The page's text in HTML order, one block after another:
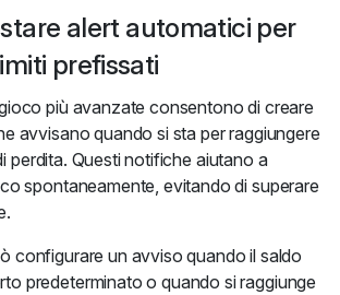
alert automatici per
prefissati
più avanzate consentono di creare
avvisano quando si sta per raggiungere
perdita. Questi notifiche aiutano a
spontaneamente, evitando di superare
configurare un avviso quando il saldo
predeterminato o quando si raggiunge